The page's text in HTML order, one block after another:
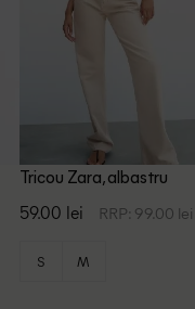
Tricou Zara, albastru
59.00 lei RRP: 99.00 lei
S M